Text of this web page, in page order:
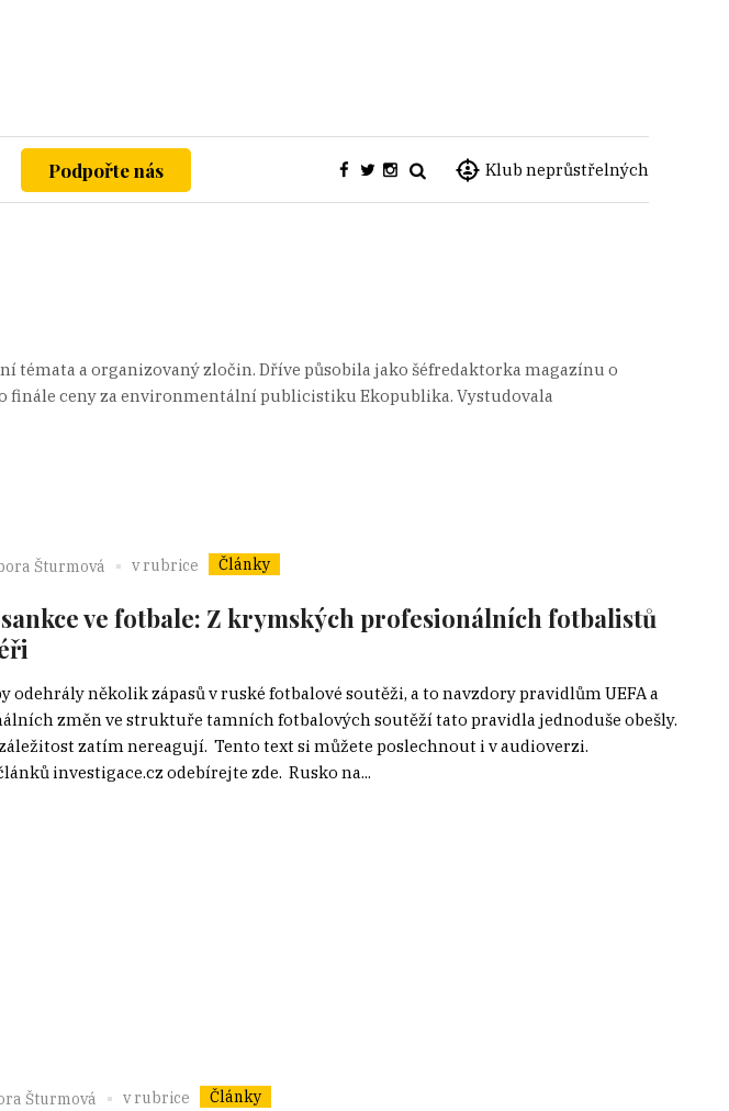
Klub neprůstřelných
Podpořte nás
témata a organizovaný zločin. Dříve působila jako šéfredaktorka magazínu o
finále ceny za environmentální publicistiku Ekopublika. Vystudovala
Šturmová v rubrice Články
sankce ve fotbale: Z krymských profesionálních fotbalistů
odehrály několik zápasů v ruské fotbalové soutěži, a to navzdory pravidlům UEFA a
změn ve struktuře tamních fotbalových soutěží tato pravidla jednoduše obešly.
záležitost zatím nereagují. Tento text si můžete poslechnout i v audioverzi.
investigace.cz odebírejte zde. Rusko na...
Šturmová v rubrice Články